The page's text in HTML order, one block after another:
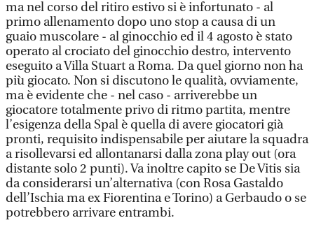
ma nel corso del ritiro estivo si è infortunato - al
primo allenamento dopo uno stop a causa di un
guaio muscolare - al ginocchio ed il 4 agosto è stato
operato al crociato del ginocchio destro, intervento
eseguito a Villa Stuart a Roma. Da quel giorno non ha
più giocato. Non si discutono le qualità, ovviamente,
ma è evidente che - nel caso - arriverebbe un
giocatore totalmente privo di ritmo partita, mentre
l’esigenza della Spal è quella di avere giocatori già
pronti, requisito indispensabile per aiutare la squadra
a risollevarsi ed allontanarsi dalla zona play out (ora
distante solo 2 punti). Va inoltre capito se De Vitis sia
da considerarsi un’alternativa (con Rosa Gastaldo
dell’Ischia ma ex Fiorentina e Torino) a Gerbaudo o se
potrebbero arrivare entrambi.